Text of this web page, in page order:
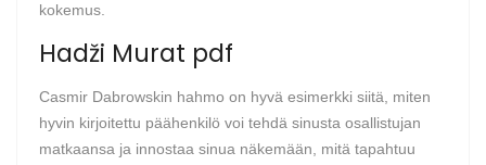
kokemus.
Hadži Murat pdf
Casmir Dabrowskin hahmo on hyvä esimerkki siitä, miten
hyvin kirjoitettu päähenkilö voi tehdä sinusta osallistujan
matkaansa ja innostaa sinua näkemään, mitä tapahtuu